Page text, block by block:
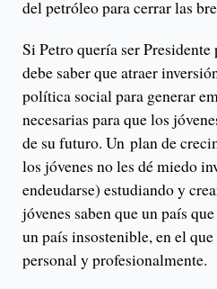
del petróleo para cerrar las
Si Petro quería ser Presidente
debe saber que atraer
política social para generar
necesarias para que los
de su futuro. Un plan de
los jóvenes no les dé miedo
endeudarse) estudiando y
jóvenes saben que un país
un país insostenible, en el
personal y profesionalmente.